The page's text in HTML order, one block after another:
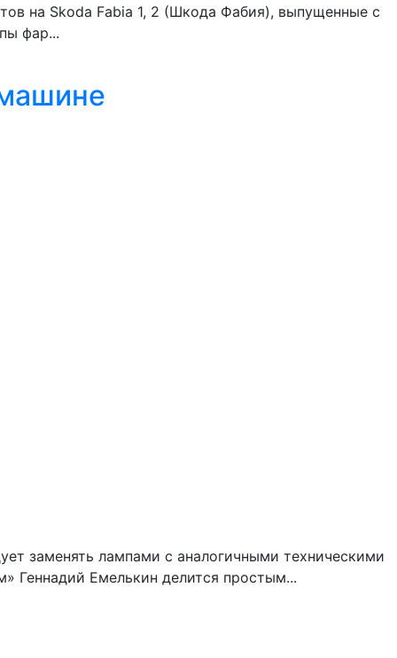
на Skoda Fabia 1, 2 (Шкода Фабия), выпущенные с
фар...
заменять лампами с аналогичными техническими
Геннадий Емелькин делится простым...